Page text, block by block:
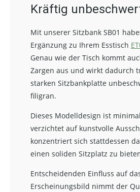
Kräftig
Mit unserer Sitzbank SB01
Ergänzung zu Ihrem Esstisch
Genau wie der Tisch kommt
Zargen aus und wirkt dadurch
starken Sitzbankplatte
filigran.
Dieses Modelldesign ist
verzichtet auf kunstvolle
konzentriert sich stattdessen
einen soliden Sitzplatz zu
Entscheidenden Einfluss auf
Erscheinungsbild nimmt der